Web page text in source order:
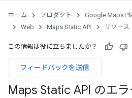
ホーム プロダクト Google Maps
Web
Maps Static API リソース
この情報は役に立ちましたか？
フィードバックを送信
Maps Static API のエ